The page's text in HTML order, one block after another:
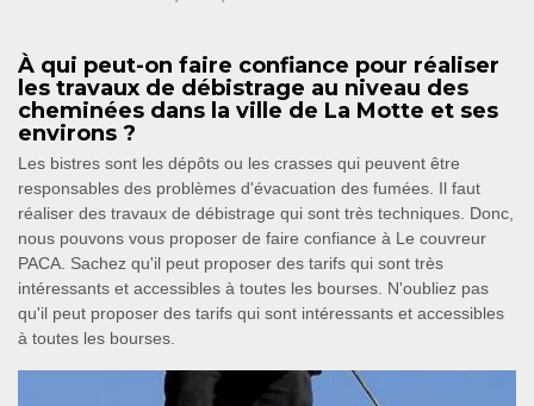
À qui peut-on faire confiance pour réaliser
les travaux de débistrage au niveau des
cheminées dans la ville de La Motte et ses
environs ?
Les bistres sont les dépôts ou les crasses qui peuvent être
responsables des problèmes d'évacuation des fumées. Il faut
réaliser des travaux de débistrage qui sont très techniques. Donc,
nous pouvons vous proposer de faire confiance à Le couvreur
PACA. Sachez qu'il peut proposer des tarifs qui sont très
intéressants et accessibles à toutes les bourses. N'oubliez pas
qu'il peut proposer des tarifs qui sont intéressants et accessibles
à toutes les bourses.